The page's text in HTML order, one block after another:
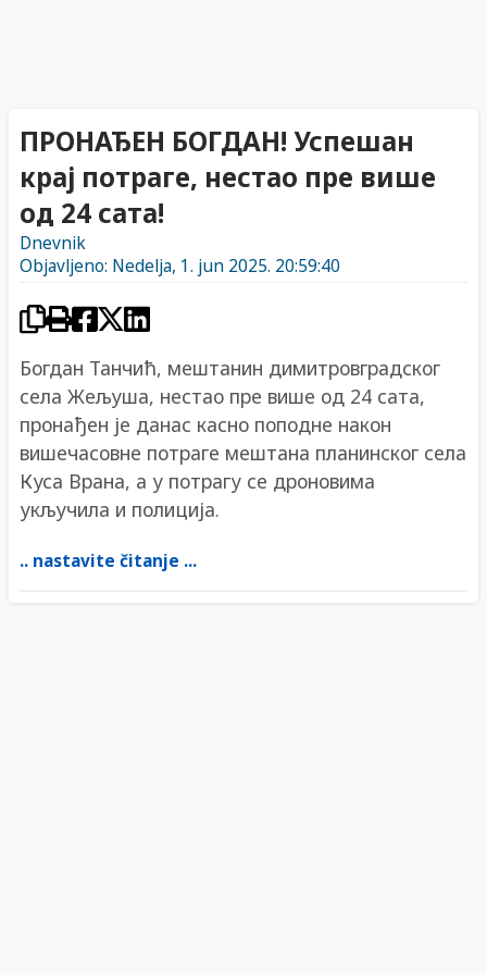
ПРОНАЂЕН БОГДАН! Успешан
крај потраге, нестао пре више
од 24 сата!
Dnevnik
Objavljeno: Nedelja, 1. jun 2025. 20:59:40
Богдан Танчић, мештанин димитровградског
села Жељуша, нестао пре више од 24 сата,
пронађен је данас касно поподне након
вишечасовне потраге мештана планинског села
Куса Врана, а у потрагу се дроновима
укључила и полиција.
.. nastavite čitanje ...